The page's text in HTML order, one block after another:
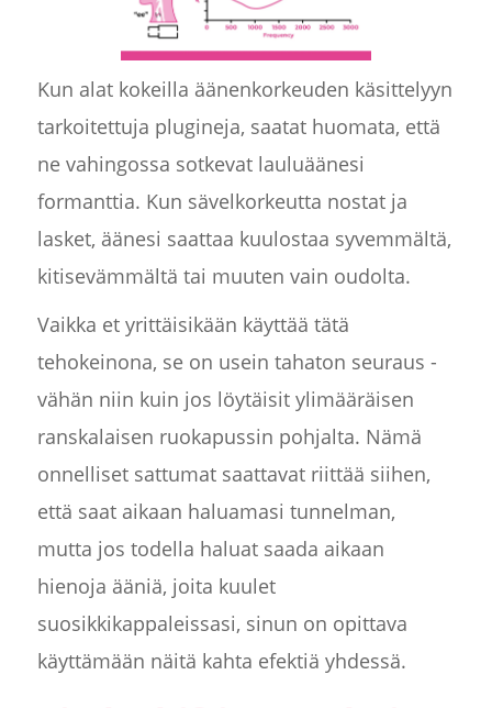
Kun alat kokeilla äänenkorkeuden käsittelyyn
tarkoitettuja plugineja, saatat huomata, että
ne vahingossa sotkevat lauluäänesi
formanttia. Kun sävelkorkeutta nostat ja
lasket, äänesi saattaa kuulostaa syvemmältä,
kitisevämmältä tai muuten vain oudolta.
Vaikka et yrittäisikään käyttää tätä
tehokeinona, se on usein tahaton seuraus -
vähän niin kuin jos löytäisit ylimääräisen
ranskalaisen ruokapussin pohjalta. Nämä
onnelliset sattumat saattavat riittää siihen,
että saat aikaan haluamasi tunnelman,
mutta jos todella haluat saada aikaan
hienoja ääniä, joita kuulet
suosikkikappaleissasi, sinun on opittava
käyttämään näitä kahta efektiä yhdessä.